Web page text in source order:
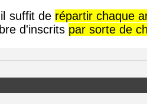
suffit de répartir chaque
d'inscrits par sorte de